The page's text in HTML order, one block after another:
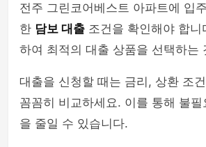
전주 그린코어베스트 아파트에 입
한 담보 대출 조건을 확인해야 합니
하여 최적의 대출 상품을 선택하는
대출을 신청할 때는 금리, 상환 조
꼼꼼히 비교하세요. 이를 통해 불
을 줄일 수 있습니다.